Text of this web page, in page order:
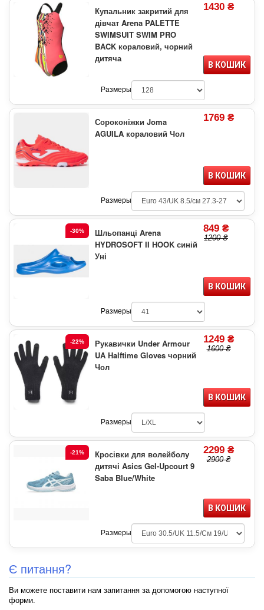
Купальник закритий для
дівчат Arena PALETTE
SWIMSUIT SWIM PRO
BACK кораловий, чорний
дитяча
1430 ₴
В КОШИК
Размеры
Сороконіжки Joma
AGUILA кораловий Чол
1769 ₴
В КОШИК
Размеры
-30%
Шльопанці Arena
HYDROSOFT II HOOK синій
Уні
849 ₴
1200 ₴
В КОШИК
Размеры
-22%
Рукавички Under Armour
UA Halftime Gloves чорний
Чол
1249 ₴
1600 ₴
В КОШИК
Размеры
-21%
Кросівки для волейболу
дитячі Asics Gel-Upcourt 9
Saba Blue/White
2299 ₴
2900 ₴
В КОШИК
Размеры
Є питання?
Ви можете поставити нам запитання за допомогою наступної
форми.